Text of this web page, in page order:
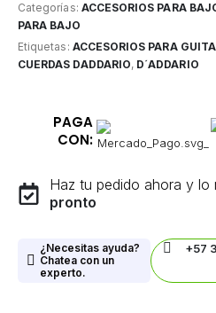
Categorías: ACCESORIOS PARA
PARA BAJO
Etiquetas: ACCESORIOS PARA
CUERDAS DADDARIO, D´ADDARIO
PAGA
CON:
Haz tu pedido ahora y lo
pronto
¿Necesitas ayuda?
Chatea con un
experto.
+57